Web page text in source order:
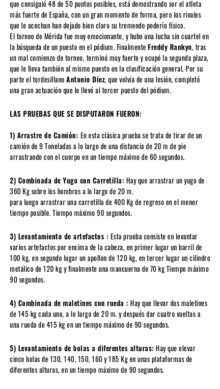
que consiguió 48 de 50 puntos posibles, está demostrando ser el atleta
más fuerte de España, con un gran momento de forma, pero los rivales
que le acechan han dejado bien claro su tremendo poderío físico.
El torneo de Mérida fue muy emocionante, y hubo una lucha sin cuartel en
la búsqueda de un puesto en el pódium. FinalmenteFreddy Rankyn, tras
un mal comienzo de torneo, terminó muy fuerte y ocupó la segunda plaza,
que le lleva también al mismo puesto en la clasificación general. Por su
parte el tordesillanoAntonio Díez, que volvía de una lesión, completó
una gran actuación que le llevó al tercer puesto del pódium.
LAS PRUEBAS QUE SE DISPUTARON FUERON:
1) Arrastre de Camión: En esta clásica prueba se trata de tirar de un
camión de 9 Toneladas a lo largo de una distancia de 20 m de pie
arrastrando con el cuerpo en un tiempo máximo de 60 segundos.
2) Combinada de Yugo con Carretilla: Hay que arrastrar un yugo de
360 Kg sobre los hombros a lo largo de 20 m.
para luego arrastrar una carretilla de 400 Kg de regreso en el menor
tiempo posible. Tiempo máximo 90 segundos.
3) Levantamiento de artefactos : Esta prueba consiste en levantar
varios artefactos por encima de la cabeza, en primer lugar un barril de
100 kg, en segundo lugar un apollon de 120 kg, en tercer lugar un cilindro
metálico de 120 kg y finalmente una mancuerna de 70 kg Tiempo máximo
90 segundos.
4) Combinada de maletines con rueda : Hay que llevar dos maletines
de 145 kg cada uno, a lo largo de 20 m. y después dar cuatro vueltas a
una rueda de 415 kg en un tiempo máximo de 90 segundos.
5) Levantamiento de bolas a diferentes alturas: Hay que elevar
cinco bolas de 130, 140, 150, 160 y 185 Kg en unas plataformas de
diferentes alturas, en un tiempo máximo de 90 segundos.